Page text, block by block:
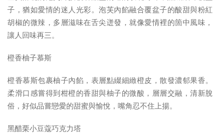
子，猶如愛情的迷人光彩。泡芙內餡融合覆盆子的酸甜與粉紅
胡椒的微辣，多層滋味在舌尖迸發，就像愛情裡的箇中風味，
讓人回味再三。
橙香柚子慕斯
橙香慕斯包裹柚子內餡，表層點綴細緻橙皮，散發濃郁果香。
柔滑口感嘗得到柑橙的香甜與柚子的微酸，層層交融，清新脫
俗，好似品嘗戀愛的甜蜜與愉悅，嘴角忍不住上揚。
黑醋栗小豆蔻巧克力塔